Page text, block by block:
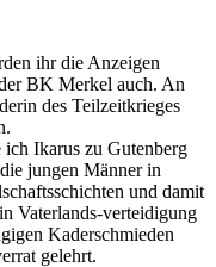
ihr die Anzeigen
BK Merkel auch. An
des Teilzeitkrieges
ich Ikarus zu Gutenberg
jungen Männer in
und damit
Vaterlands-verteidigung
Kaderschmieden
gelehrt.